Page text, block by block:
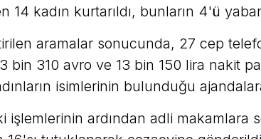
14 kadın kurtarıldı, bunların 4'ü
aramalar sonucunda, 27 cep
bin 310 avro ve 13 bin 150 lira nakit
isimlerinin bulunduğu
işlemlerinin ardından adli makamlara